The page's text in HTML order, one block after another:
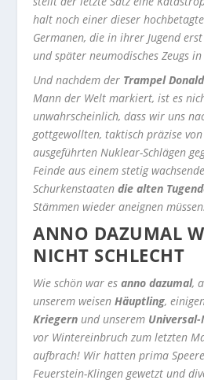
halt noch einer dieser
Germanen, die in ihrer Jugend
und später neumodisches Zeugs
Und nachdem der Trampel Donald
Mann der Welt markiert, ist es
unwahrscheinlich, dass wir uns
gottgewollten, taktisch präzise
ausgeführten Nuklear-Schlägen
Feinde aus einem stetig
Schurkenstaatendie alten
Stämmen wieder aneignen müssen.
ANNO DAZUMAL
NICHT SCHLECHT
Wie schön war esanno dazumal,
unserem weisenHäuptling,
Kriegern und unserem
vor Wintereinbruch zum letzten
aufbrach! Wir hatten prima
Feuerstein-Klingen gewetzt und